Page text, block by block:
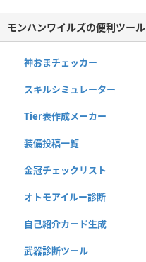
モンハンワイルズの便利ツール
神おまチェッカー
スキルシミュレーター
Tier表作成メーカー
装備投稿一覧
金冠チェックリスト
オトモアイルー診断
自己紹介カード生成
武器診断ツール